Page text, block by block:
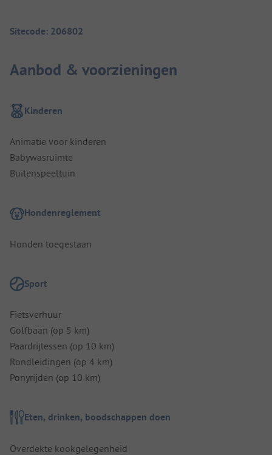
Sitecode: 206802
Aanbod & voorzieningen
Kinderen
Animatie voor kinderen
Babywasruimte
Buitenspeeltuin
Hondenreglement
Honden toegestaan
Sport
Fietsverhuur
Golfbaan (op 5 km)
Paardrijlessen (op 10 km)
Rondleidingen (op 4 km)
Ponyrijden (op 10 km)
Eten, drinken, boodschappen doen
Overdekte kookgelegenheid